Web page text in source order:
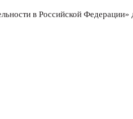
в Российской